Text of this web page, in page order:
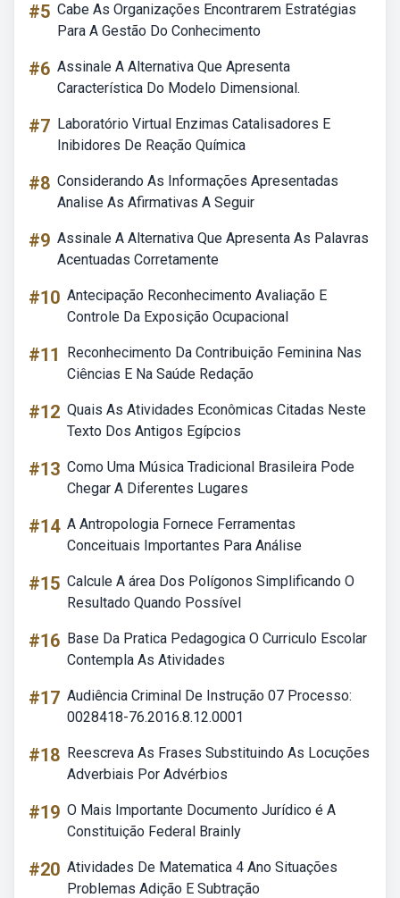
#5 Cabe As Organizações Encontrarem Estratégias
Para A Gestão Do Conhecimento
#6 Assinale A Alternativa Que Apresenta
Característica Do Modelo Dimensional.
#7 Laboratório Virtual Enzimas Catalisadores E
Inibidores De Reação Química
#8 Considerando As Informações Apresentadas
Analise As Afirmativas A Seguir
#9 Assinale A Alternativa Que Apresenta As Palavras
Acentuadas Corretamente
#10 Antecipação Reconhecimento Avaliação E
Controle Da Exposição Ocupacional
#11
Reconhecimento Da Contribuição Feminina Nas
Ciências E Na Saúde Redação
#12 Quais As Atividades Econômicas Citadas Neste
Texto Dos Antigos Egípcios
#13 Como Uma Música Tradicional Brasileira Pode
Chegar A Diferentes Lugares
#14 A Antropologia Fornece Ferramentas
Conceituais Importantes Para Análise
#15 Calcule A área Dos Polígonos Simplificando O
Resultado Quando Possível
#16 Base Da Pratica Pedagogica O Curriculo Escolar
Contempla As Atividades
#17 Audiência Criminal De Instrução 07 Processo:
0028418-76.2016.8.12.0001
#18 Reescreva As Frases Substituindo As Locuções
Adverbiais Por Advérbios
#19 O Mais Importante Documento Jurídico é A
Constituição Federal Brainly
#20 Atividades De Matematica 4 Ano Situações
Problemas Adição E Subtração